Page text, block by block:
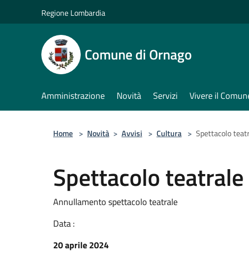
Regione Lombardia
Comune di Ornago
Amministrazione Novità Servizi Vivere il
Home > Novità > Avvisi > Cultura > Spettacolo
Spettacolo
Annullamento spettacolo teatrale
Data :
20 aprile 2024